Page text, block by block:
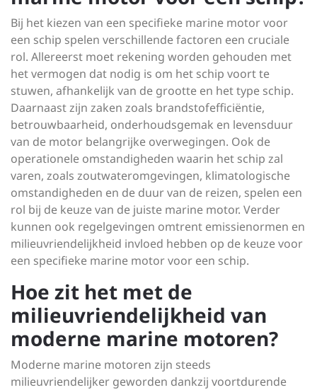
Bij het kiezen van een specifieke marine motor voor
een schip spelen verschillende factoren een cruciale
rol. Allereerst moet rekening worden gehouden met
het vermogen dat nodig is om het schip voort te
stuwen, afhankelijk van de grootte en het type schip.
Daarnaast zijn zaken zoals brandstofefficiëntie,
betrouwbaarheid, onderhoudsgemak en levensduur
van de motor belangrijke overwegingen. Ook de
operationele omstandigheden waarin het schip zal
varen, zoals zoutwateromgevingen, klimatologische
omstandigheden en de duur van de reizen, spelen een
rol bij de keuze van de juiste marine motor. Verder
kunnen ook regelgevingen omtrent emissienormen en
milieuvriendelijkheid invloed hebben op de keuze voor
een specifieke marine motor voor een schip.
Hoe zit het met de
milieuvriendelijkheid van
moderne marine motoren?
Moderne marine motoren zijn steeds
milieuvriendelijker geworden dankzij voortdurende